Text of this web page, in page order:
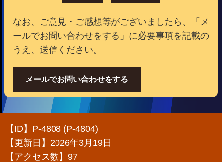
なお、ご意見・ご感想等がございましたら、「メ
ールでお問い合わせをする」に必要事項を記載の
うえ、送信ください。
メールでお問い合わせをする
【ID】 P-4808 (P-4804)
【更新日】2026年3月19日
【アクセス数】97